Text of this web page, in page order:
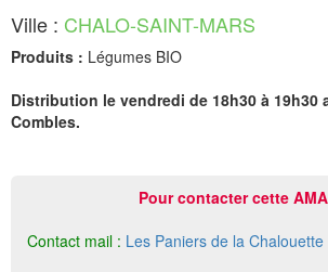
Ville : CHALO-SAINT-MARS
Produits : Légumes BIO
Distribution le vendredi de 18h30 à 19h30
Combles.
Pour contacter cette
Contact mail : Les Paniers de la Chalouette